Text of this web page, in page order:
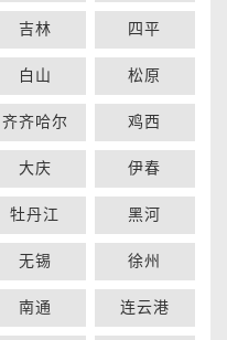
吉林 四平
白山 松原
齐齐哈尔 鸡西
大庆 伊春
牡丹江 黑河
无锡 徐州
南通 连云港